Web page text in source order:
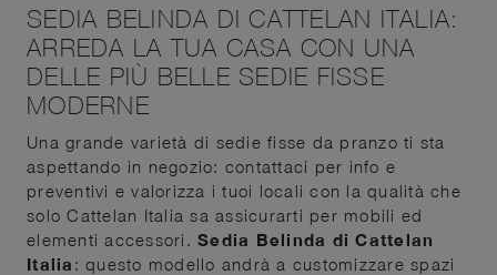
SEDIA BELINDA DI CATTELAN ITALIA:
ARREDA LA TUA CASA CON UNA
DELLE PIÙ BELLE SEDIE FISSE
MODERNE
Una grande varietà di sedie fisse da pranzo ti sta
aspettando in negozio: contattaci per info e
preventivi e valorizza i tuoi locali con la qualità che
solo Cattelan Italia sa assicurarti per mobili ed
elementi accessori. Sedia Belinda di Cattelan
Italia : questo modello andrà a customizzare spazi